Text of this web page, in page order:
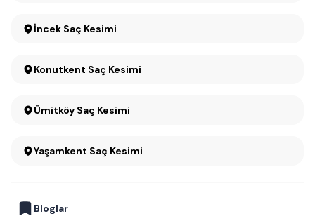
İncek Saç Kesimi
Konutkent Saç Kesimi
Ümitköy Saç Kesimi
Yaşamkent Saç Kesimi
Bloglar